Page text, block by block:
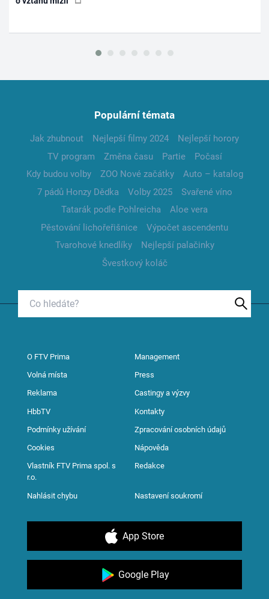
Populární témata
Jak zhubnout Nejlepší filmy 2024
Nejlepší horory
TV program
Změna času Partie
Počasí
Kdy budou volby
ZOO Nové začátky
Auto – katalog
7 pádů Honzy Dědka
Volby 2025
Svařené víno
Tatarák podle Pohlreicha
Aloe vera
Pěstování lichořeřišnice
Výpočet ascendentu
Tvarohové knedlíky
Nejlepší palačinky
Švestkový koláč
O FTV Prima Management
Volná místa Press
Reklama Castingy a výzvy
HbbTV Kontakty
Podmínky užívání Zpracování osobních údajů
Cookies Nápověda
Vlastník FTV Prima spol. s
r.o.
Redakce
Nahlásit chybu Nastavení soukromí
App Store
Google Play